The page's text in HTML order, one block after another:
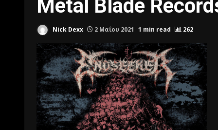
Metal Blade
Nick Dexx 2 Μαΐου 2021 1 min read 262